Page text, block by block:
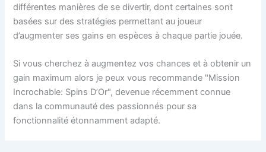
différentes manières de se divertir, dont certaines sont
basées sur des stratégies permettant au joueur
d’augmenter ses gains en espèces à chaque partie jouée.
Si vous cherchez à augmentez vos chances et à obtenir un
gain maximum alors je peux vous recommande "Mission
Incrochable: Spins D’Or", devenue récemment connue
dans la communauté des passionnés pour sa
fonctionnalité étonnamment adapté.